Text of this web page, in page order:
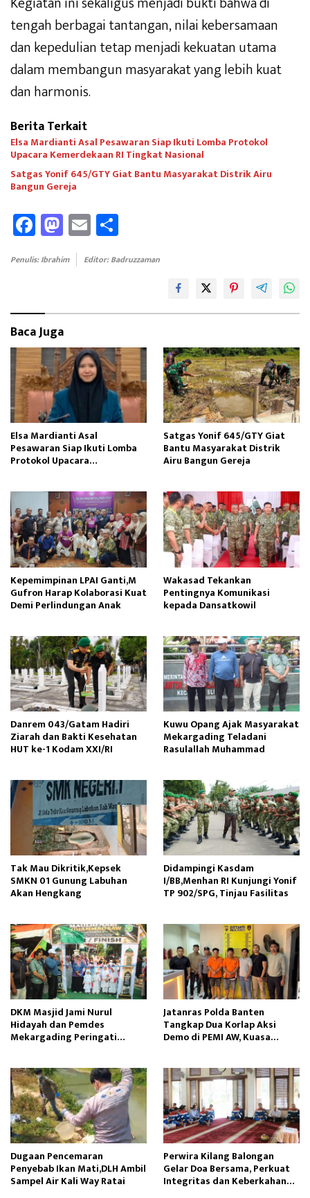
tengah berbagai tantangan, nilai kebersamaan
dan kepedulian tetap menjadi kekuatan utama
dalam membangun masyarakat yang lebih kuat
dan harmonis.
Berita Terkait
Elsa Mardianti Asal Pesawaran Siap Ikuti Lomba Protokol
Upacara Kemerdekaan RI Tingkat Nasional
Satgas Yonif 645/GTY Giat Bantu Masyarakat Distrik Airu
Bangun Gereja ‎
Fa
ce
b
k
M
as
to
o
n
E
m
ail
ar
e
Penulis: Ibrahim Editor: Badruzzaman
Baca Juga
Elsa Mardianti Asal
Pesawaran Siap Ikuti Lomba
Protokol Upacara
Satgas Yonif 645/GTY Giat
Bantu Masyarakat Distrik
Airu Bangun Gereja ‎
Kepemimpinan LPAI Ganti,M
Gufron Harap Kolaborasi Kuat
Demi Perlindungan Anak
Wakasad Tekankan
Pentingnya Komunikasi
kepada Dansatkowil
Danrem 043/Gatam Hadiri
Ziarah dan Bakti Kesehatan
HUT ke-1 Kodam XXI/RI
Kuwu Opang Ajak Masyarakat
Mekargading Teladani
Rasulallah Muhammad
Tak Mau Dikritik,Kepsek
SMKN 01 Gunung Labuhan
Akan Hengkang
Didampingi Kasdam
I/BB,Menhan RI Kunjungi Yonif
TP 902/SPG, Tinjau Fasilitas
DKM Masjid Jami Nurul
Hidayah dan Pemdes
Mekargading Peringati
Jatanras Polda Banten
Tangkap Dua Korlap Aksi
Demo di PEMI AW, Kuasa
Dugaan Pencemaran
Penyebab Ikan Mati,DLH Ambil
Sampel Air Kali Way Ratai
Perwira Kilang Balongan
Gelar Doa Bersama, Perkuat
Integritas dan Keberkahan